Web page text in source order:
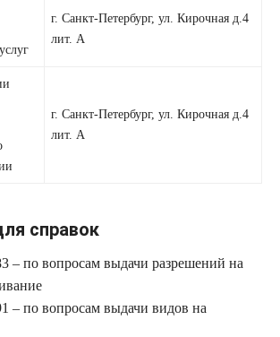
г. Санкт-Петербург, ул. Кирочная д.4
лит. А
г. Санкт-Петербург, ул. Кирочная д.4
лит. А
справок
– по вопросам выдачи разрешений на
– по вопросам выдачи видов на